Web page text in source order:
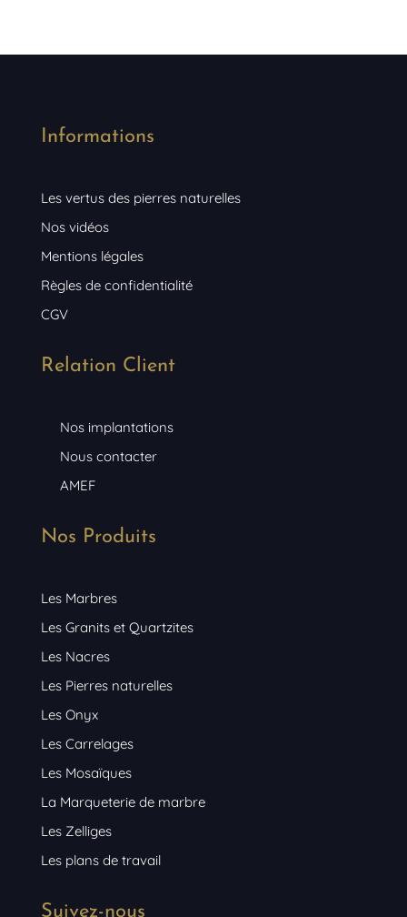
Informations
Les vertus des pierres naturelles
Nos vidéos
Mentions légales
Règles de confidentialité
CGV
Relation Client
Nos implantations
Nous contacter
AMEF
Nos Produits
Les Marbres
Les Granits et Quartzites
Les Nacres
Les Pierres naturelles
Les Onyx
Les Carrelages
Les Mosaïques
La Marqueterie de marbre
Les Zelliges
Les plans de travail
Suivez-nous